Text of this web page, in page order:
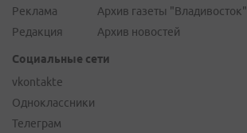
Реклама
Редакция
Архив газеты "Владивосток"
Архив новостей
Социальные сети
vkontakte
Одноклассники
Телеграм